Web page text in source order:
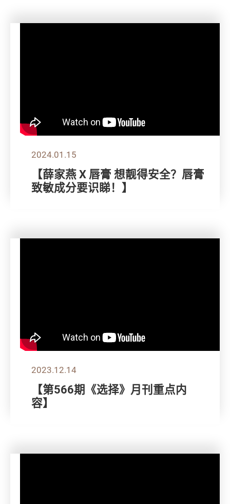
2024.01.15
【薛家燕 X 唇膏 想靓得安全？唇膏
致敏成分要识睇！】
2023.12.14
【第566期《选择》月刊重点内
容】